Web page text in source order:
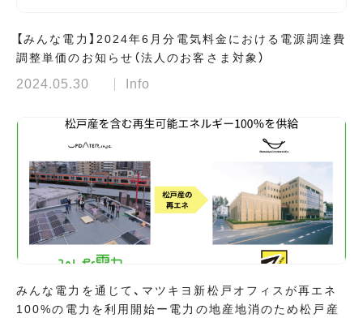
【みんな電力】2024年6月分電気料金における電源調達費
調整単価のお知らせ（法人のお客さま対象）
2024.05.30 Info
みんな電力を通じて、マツキヨ新松戸オフィスが再エネ
100%の電力を利用開始ー電力の地産地消のため松戸産